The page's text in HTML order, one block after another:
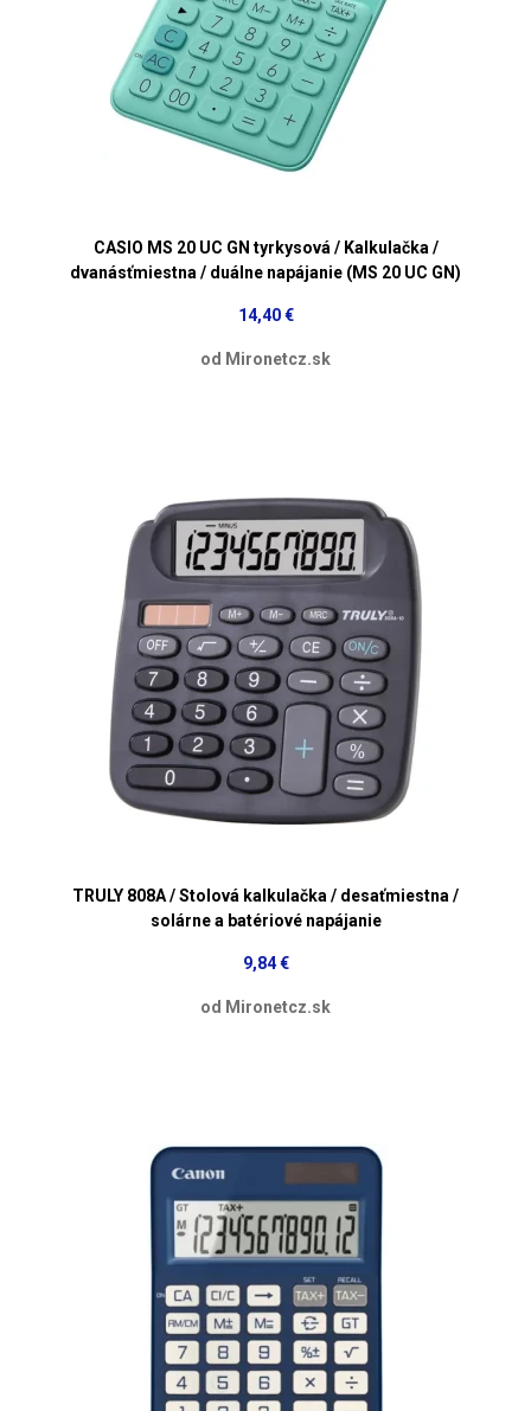
CASIO MS 20 UC GN tyrkysová / Kalkulačka /
dvanásťmiestna / duálne napájanie (MS 20 UC GN)
14,40 €
od Mironetcz.sk
TRULY 808A / Stolová kalkulačka / desaťmiestna /
solárne a batériové napájanie
9,84 €
od Mironetcz.sk